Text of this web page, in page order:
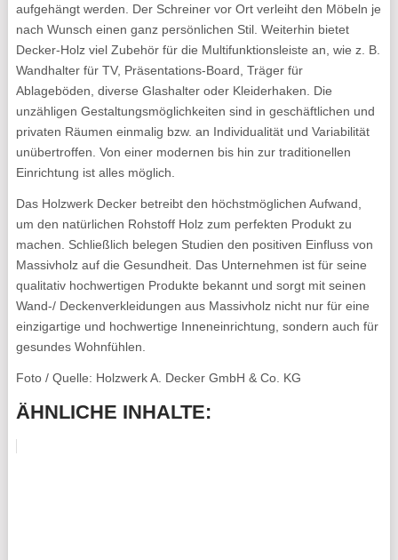
aufgehängt werden. Der Schreiner vor Ort verleiht den Möbeln je
nach Wunsch einen ganz persönlichen Stil. Weiterhin bietet
Decker-Holz viel Zubehör für die Multifunktionsleiste an, wie z. B.
Wandhalter für TV, Präsentations-Board, Träger für
Ablageböden, diverse Glashalter oder Kleiderhaken. Die
unzähligen Gestaltungsmöglichkeiten sind in geschäftlichen und
privaten Räumen einmalig bzw. an Individualität und Variabilität
unübertroffen. Von einer modernen bis hin zur traditionellen
Einrichtung ist alles möglich.
Das Holzwerk Decker betreibt den höchstmöglichen Aufwand,
um den natürlichen Rohstoff Holz zum perfekten Produkt zu
machen. Schließlich belegen Studien den positiven Einfluss von
Massivholz auf die Gesundheit. Das Unternehmen ist für seine
qualitativ hochwertigen Produkte bekannt und sorgt mit seinen
Wand-/ Deckenverkleidungen aus Massivholz nicht nur für eine
einzigartige und hochwertige Inneneinrichtung, sondern auch für
gesundes Wohnfühlen.
Foto / Quelle: Holzwerk A. Decker GmbH & Co. KG
ÄHNLICHE INHALTE: